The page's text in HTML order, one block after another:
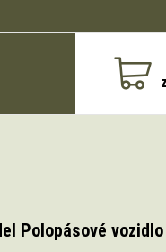
Polopásové